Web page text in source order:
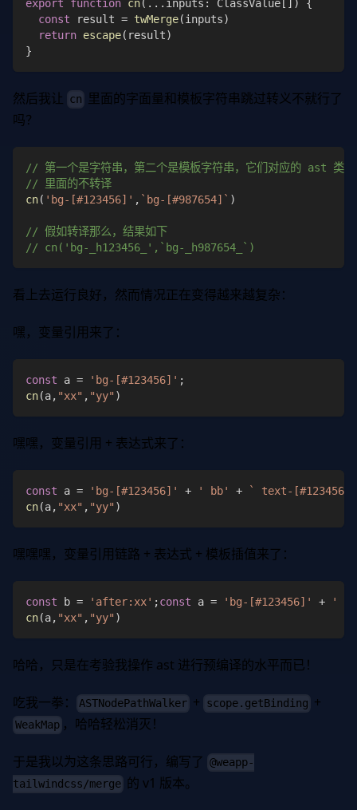
export function cn( ... inputs : ClassValue )
{
const result = twMerge(inputs)
return escape( result)
}
然后我让 cn
里面的字面量和模板字符串跳过转义不就行了
吗？
// 第一个是字符串，第二个是模板字符串，它们对应的 ast 类型
// 里面的不转译
cn( 'bg-[#123456]' , ` bg-[#987654] ` )
// 假如转译那么，结果如下
// cn('bg-_h123456_',`bg-_h987654_`)
看上去运行良好，然而情况正在变得越来越复杂：
嘿，变量引用来了：
const a = 'bg-[#123456]' ;
cn(a, "xx" , "yy" )
嘿嘿，变量引用 + 表达式来了：
const a = 'bg-[#123456]' + ' bb' + ` text-[#123456]
cn(a, "xx" , "yy" )
嘿嘿嘿，变量引用链路 + 表达式 + 模板插值来了：
const b = 'after:xx' ;const a = 'bg-[#123456]' +
'
cn(a, "xx" , "yy" )
哈哈，只是在考验我操作 ast 进行预编译的水平而已！
吃我一拳： ASTNodePathWalker + scope.getBinding +
WeakMap ，哈哈轻松消灭！
于是我以为这条思路可行，编写了 @weapp-
tailwindcss/merge 的 v1 版本。